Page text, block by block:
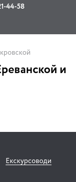
44-58
и
Екскурсоводи